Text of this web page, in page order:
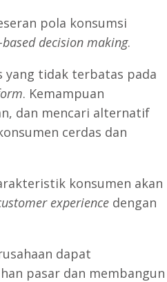
pola konsumsi
decision making.
yang tidak terbatas pada
. Kemampuan
dan mencari alternatif
cerdas dan
konsumen akan
experiencedengan
dapat
pasar dan membangun